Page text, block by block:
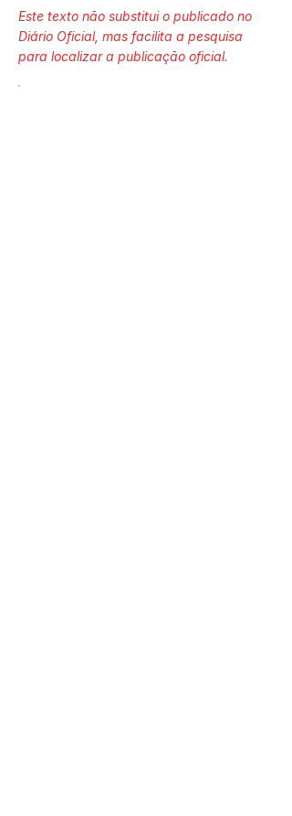
Este texto não substitui o publicado no
Diário Oficial, mas facilita a pesquisa
para localizar a publicação oficial.